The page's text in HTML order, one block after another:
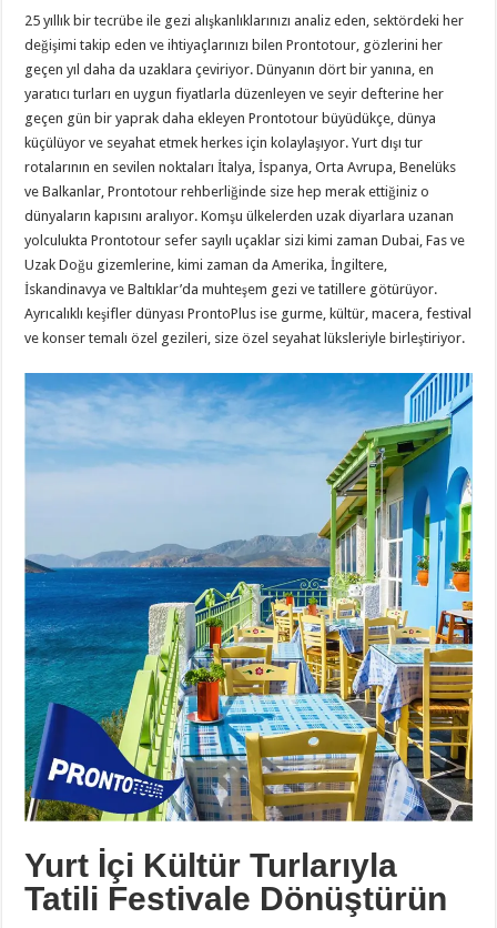
25 yıllık bir tecrübe ile gezi alışkanlıklarınızı analiz eden, sektördeki her
değişimi takip eden ve ihtiyaçlarınızı bilen Prontotour, gözlerini her
geçen yıl daha da uzaklara çeviriyor. Dünyanın dört bir yanına, en
yaratıcı turları en uygun fiyatlarla düzenleyen ve seyir defterine her
geçen gün bir yaprak daha ekleyen Prontotour büyüdükçe, dünya
küçülüyor ve seyahat etmek herkes için kolaylaşıyor. Yurt dışı tur
rotalarının en sevilen noktaları İtalya, İspanya, Orta Avrupa, Benelüks
ve Balkanlar, Prontotour rehberliğinde size hep merak ettiğiniz o
dünyaların kapısını aralıyor. Komşu ülkelerden uzak diyarlara uzanan
yolculukta Prontotour sefer sayılı uçaklar sizi kimi zaman Dubai, Fas ve
Uzak Doğu gizemlerine, kimi zaman da Amerika, İngiltere,
İskandinavya ve Baltıklar’da muhteşem gezi ve tatillere götürüyor.
Ayrıcalıklı keşifler dünyası ProntoPlus ise gurme, kültür, macera, festival
ve konser temalı özel gezileri, size özel seyahat lüksleriyle birleştiriyor.
Yurt İçi Kültür Turlarıyla
Tatili Festivale Dönüştürün